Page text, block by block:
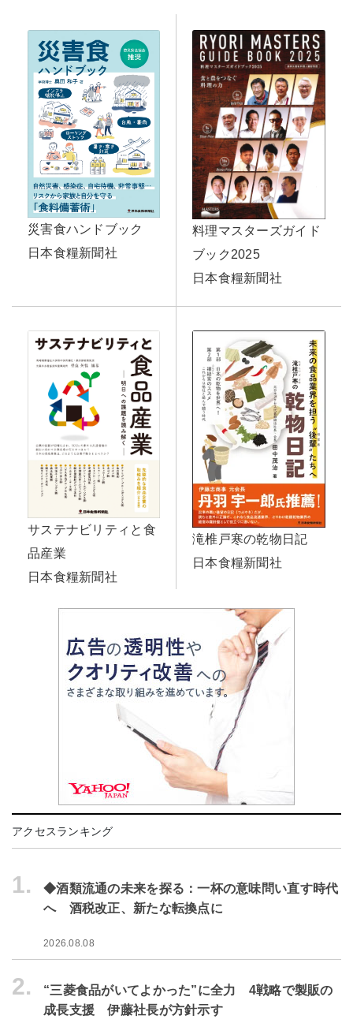
災害食ハンドブック
日本食糧新聞社
料理マスターズガイド
ブック2025
日本食糧新聞社
サステナビリティと食
品産業
日本食糧新聞社
滝椎戸寒の乾物日記
日本食糧新聞社
アクセスランキング
1.
◆酒類流通の未来を探る：一杯の意味問い直す時代
へ 酒税改正、新たな転換点に
2026.08.08
2.
“三菱食品がいてよかった”に全力 4戦略で製販の
成長支援 伊藤社長が方針示す